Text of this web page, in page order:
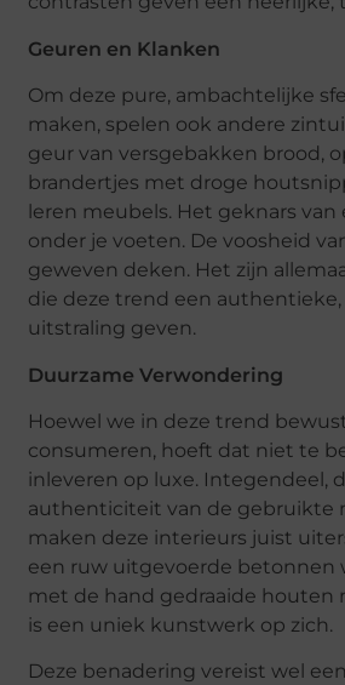
Geuren en Klanken
Om deze pure, ambachtelijke
maken, spelen ook andere
geur van versgebakken brood,
brandertjes met droge
leren meubels. Het geknars
onder je voeten. De voosheid
geweven deken. Het zijn
die deze trend een
uitstraling geven.
Duurzame Verwondering
Hoewel we in deze trend
consumeren, hoeft dat niet te
inleveren op luxe. Integendeel,
authenticiteit van de gebruikte
maken deze interieurs juist
een ruw uitgevoerde betonnen
met de hand gedraaide houten
is een uniek kunstwerk op zich.
Deze benadering vereist wel